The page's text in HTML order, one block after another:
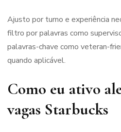
Ajusto por turno e experiência
filtro por palavras como
palavras-chave como veteran-
quando aplicável.
Como eu ativo
vagas Starbucks